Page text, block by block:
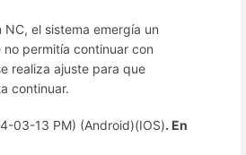
NC, el sistema emergía un
no permitía continuar con
realiza ajuste para que
continuar.
03-13 PM) (Android)(IOS). En